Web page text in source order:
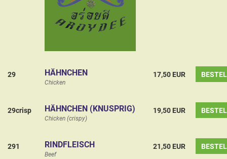
29 HÄHNCHEN
Chicken
17,50 EUR
29crisp HÄHNCHEN (KNUSPRIG)
Chicken (crispy)
19,50 EUR
291 RINDFLEISCH
Beef
21,50 EUR